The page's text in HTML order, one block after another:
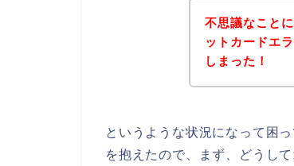
不思議なこと
ットカードエ
しまった！
というような状況になって困
を抱えたので、まず、どうし